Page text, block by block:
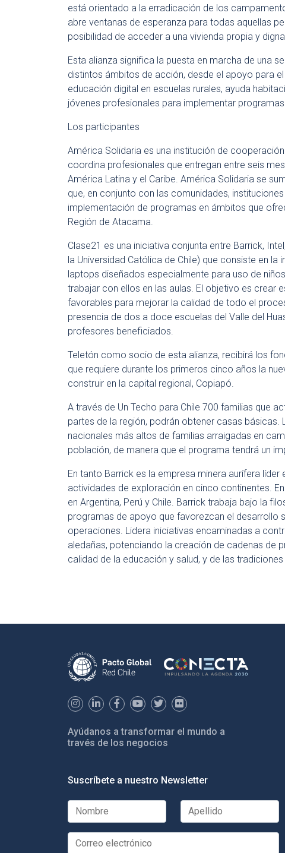
está orientado a la erradicación de los
abre ventanas de esperanza para todas aquellas
posibilidad de acceder a una vivienda propia y
Esta alianza significa la puesta en marcha de una
distintos ámbitos de acción, desde el apoyo para
educación digital en escuelas rurales, ayuda
jóvenes profesionales para implementar
Los participantes
América Solidaria es una institución de
coordina profesionales que entregan entre seis
América Latina y el Caribe. América Solidaria se
que, en conjunto con las comunidades,
implementación de programas en ámbitos que
Región de Atacama.
Clase21 es una iniciativa conjunta entre Barrick,
la Universidad Católica de Chile) que consiste en
laptops diseñados especialmente para uso de
trabajar con ellos en las aulas. El objetivo es crear
favorables para mejorar la calidad de todo el
presencia de dos a doce escuelas del Valle del
profesores beneficiados.
Teletón como socio de esta alianza, recibirá los
que requiere durante los primeros cinco años la
construir en la capital regional, Copiapó.
A través de Un Techo para Chile 700 familias que
partes de la región, podrán obtener casas
nacionales más altos de familias arraigadas en
población, de manera que el programa tendrá un
En tanto Barrick es la empresa minera aurífera
actividades de exploración en cinco continentes.
en Argentina, Perú y Chile. Barrick trabaja bajo la
programas de apoyo que favorezcan el desarrollo
operaciones. Lidera iniciativas encaminadas a
aledañas, potenciando la creación de cadenas de
calidad de la educación y salud, y de las
Ayúdanos a transformar el mundo a
través de los negocios
Suscríbete a nuestro Newsletter